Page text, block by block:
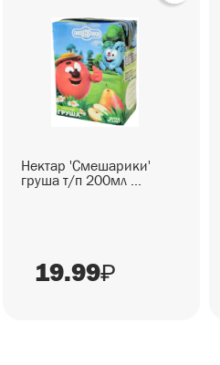
Нектар 'Смешарики'
груша т/п 200мл ...
19.99₽